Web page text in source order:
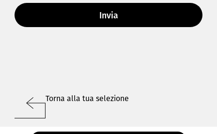
Torna alla tua selezione